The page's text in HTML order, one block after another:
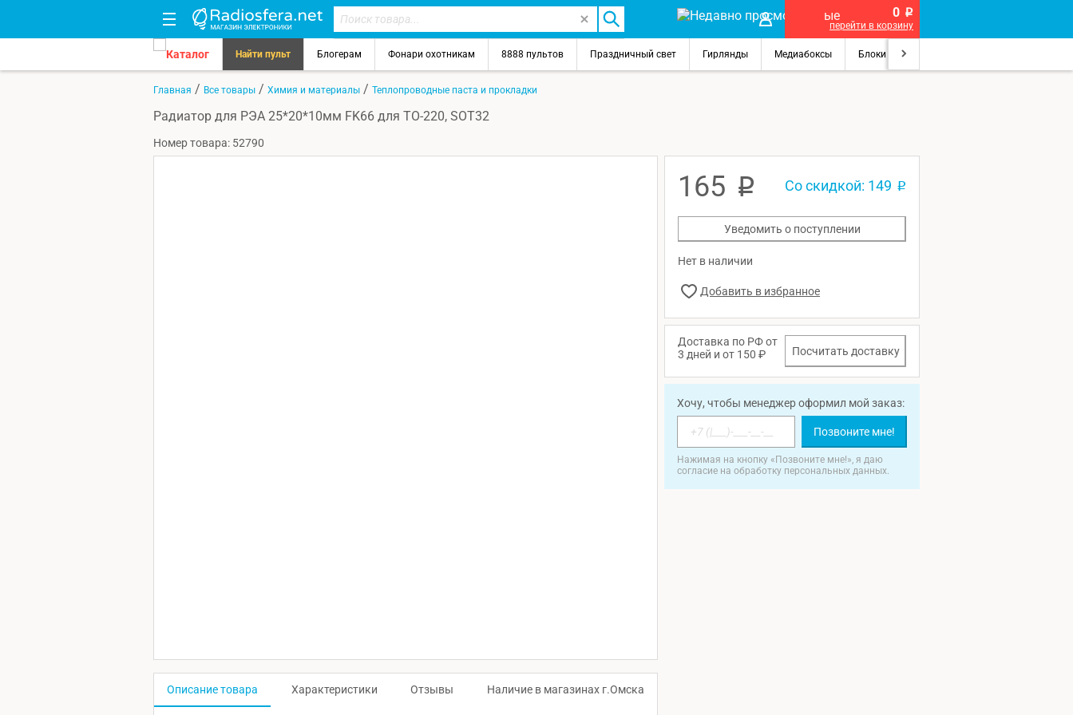
0 p
перейти в корзину
Каталог Найти пульт Блогерам Фонари охотникам 8888 пультов Праздничный свет Гирлянды Медиабоксы Блоки питания
Главная / Все товары / Химия и материалы / Теплопроводные паста и прокладки
Радиатор для РЭА 25*20*10мм FK66 для TO-220, SOT32
Номер товара: 52790
165 p Со скидкой: 149 p
Уведомить о поступлении
Нет в наличии
Доставка по РФ от
3 дней и от 150 ₽
Посчитать доставку
Хочу, чтобы менеджер оформил мой заказ:
Позвоните мне!
Нажимая на кнопку «Позвоните мне!», я даю
согласие на обработку персональных данных.
Описание товара Характеристики Отзывы Наличие в магазинах г.Омска